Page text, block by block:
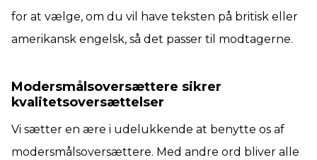
for at vælge, om du vil have teksten på britisk eller
amerikansk engelsk, så det passer til modtagerne.
Modersmålsoversættere sikrer
kvalitetsoversættelser
Vi sætter en ære i udelukkende at benytte os af
modersmålsoversættere. Med andre ord bliver alle